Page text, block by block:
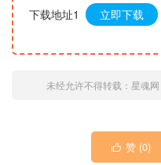
下载地址1 立即下载
未经允许不得转载： 星魂网
 赞 (0)